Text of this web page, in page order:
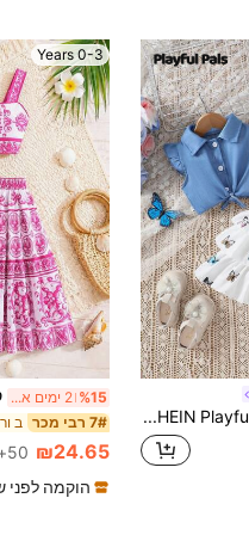
SHEIN Playful Pals ערכת שמלת קמי מודפסת פרפר חולצה עם קשירה קדמית לתינוקת
0-3 Years
%15 2 ימים אחרונים
7# רבי מכר
₪24.65 50+ נמכר
הוקמה לפני